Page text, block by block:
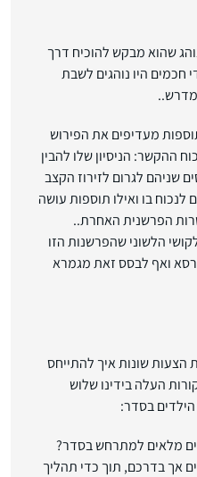
שהוא מבקש להוכיח דרך
חכמים היו נוהגים לשבת
מעדיפים את הפירוש
ההקשר: הניסיון שלו להבין
שניהם לגרום לזירוז הקצב
בו ואילו תוספות עושה
הפרשנית האחרת..
הלשוני שהפרשנות הזו
ואף לבסס זאת מגמרא
הצעות שונות איך להתייחס
העלה בידינו שלוש
בסדר:
מלאים למתרחש בסדר?
אך בדרכם, תוך כדי תהליך